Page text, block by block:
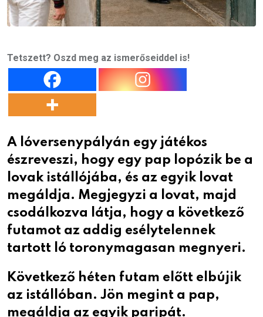
Tetszett? Oszd meg az ismerőseiddel is!
A lóversenypályán egy játékos
észreveszi, hogy egy pap lopózik be a
lovak istállójába, és az egyik lovat
megáldja. Megjegyzi a lovat, majd
csodálkozva látja, hogy a következő
futamot az addig esélytelennek
tartott ló toronymagasan megnyeri.
Következő héten futam előtt elbújik
az istállóban. Jön megint a pap,
megáldja az egyik paripát.